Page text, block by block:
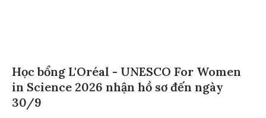
Học bổng L'Oréal - UNESCO For Women
in Science 2026 nhận hồ sơ đến ngày
30/9